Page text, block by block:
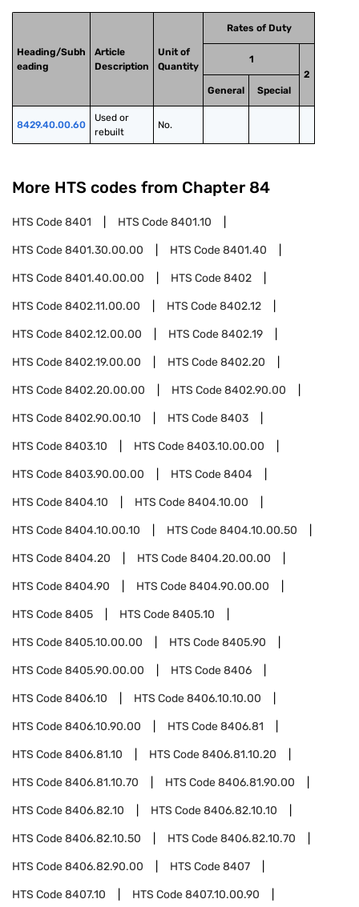
Heading/Subh
eading
Article
Description
Unit of
Quantity
Rates of Duty
1
2
General
Special
8429.40.00.60
Used or
rebuilt
No.
More HTS codes from Chapter 84
HTS Code8401 HTS Code8401.10
HTS Code8401.30.00.00 HTS Code8401.40
HTS Code8401.40.00.00 HTS Code8402
HTS Code8402.11.00.00 HTS Code8402.12
HTS Code8402.12.00.00 HTS Code8402.19
HTS Code8402.19.00.00 HTS Code8402.20
HTS Code8402.20.00.00 HTS Code8402.90.00
HTS Code8402.90.00.10 HTS Code8403
HTS Code8403.10 HTS Code8403.10.00.00
HTS Code8403.90.00.00 HTS Code8404
HTS Code8404.10 HTS Code8404.10.00
HTS Code8404.10.00.10 HTS Code8404.10.00.50
HTS Code8404.20 HTS Code8404.20.00.00
HTS Code8404.90 HTS Code8404.90.00.00
HTS Code8405 HTS Code8405.10
HTS Code8405.10.00.00 HTS Code8405.90
HTS Code8405.90.00.00 HTS Code8406
HTS Code8406.10 HTS Code8406.10.10.00
HTS Code8406.10.90.00 HTS Code8406.81
HTS Code8406.81.10 HTS Code8406.81.10.20
HTS Code8406.81.10.70 HTS Code8406.81.90.00
HTS Code8406.82.10 HTS Code8406.82.10.10
HTS Code8406.82.10.50 HTS Code8406.82.10.70
HTS Code8406.82.90.00 HTS Code8407
HTS Code8407.10 HTS Code8407.10.00.90